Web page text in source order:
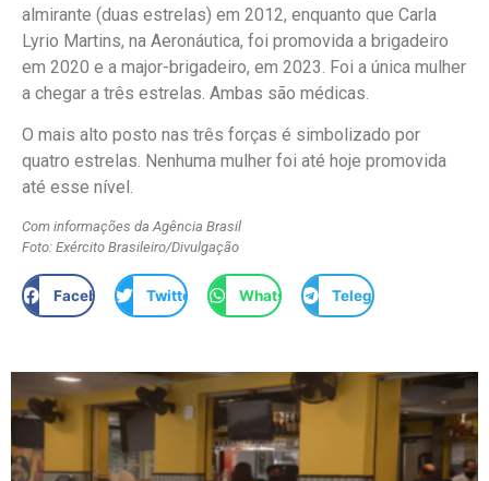
almirante (duas estrelas) em 2012, enquanto que Carla
Lyrio Martins, na Aeronáutica, foi promovida a brigadeiro
em 2020 e a major-brigadeiro, em 2023. Foi a única mulher
a chegar a três estrelas. Ambas são médicas.
O mais alto posto nas três forças é simbolizado por
quatro estrelas. Nenhuma mulher foi até hoje promovida
até esse nível.
Com informações da Agência Brasil
Foto: Exército Brasileiro/Divulgação
Facebook Twitter WhatsApp Telegram